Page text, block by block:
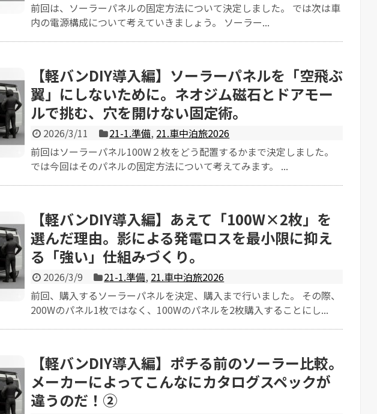
前回は、ソーラーパネルの固定方法について決定しました。 では次は車
内の電源構成について考えていきましょう。 ソーラー...
【軽バンDIY導入編】ソーラーパネルを「空飛ぶ
翼」にしないために。ネオジム磁石とドアモー
ルで挑む、穴を開けない固定術。
2026/3/11 21-1.準備, 21.車中泊旅2026
前回はソーラーパネル100W２枚をどう配置するかまで決定しました。
では今回はそのパネルの固定方法について考えてみます。 ...
【軽バンDIY導入編】あえて「100W×2枚」を
選んだ理由。影による発電ロスを最小限に抑え
る「強い」仕組みづくり。
2026/3/9 21-1.準備, 21.車中泊旅2026
前回、購入するソーラーパネルを決定、購入まで行いました。 その際、
200Wのパネル1枚ではなく、100Wのパネルを2枚購入することにし...
【軽バンDIY導入編】ポチる前のソーラー比較。
メーカーによってこんなにカタログスペックが
違うのだ！②